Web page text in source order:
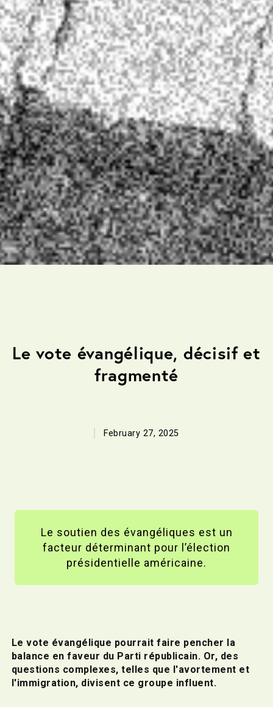
Le vote évangélique, décisif et
fragmenté
February 27, 2025
Le soutien des évangéliques est un
facteur déterminant pour l’élection
présidentielle américaine.
Le vote évangélique pourrait faire pencher la
balance en faveur du Parti républicain. Or, des
questions complexes, telles que l'avortement et
l'immigration, divisent ce groupe influent.